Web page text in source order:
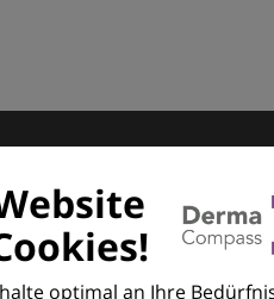
optimal an Ihre
in der
European Dermatology